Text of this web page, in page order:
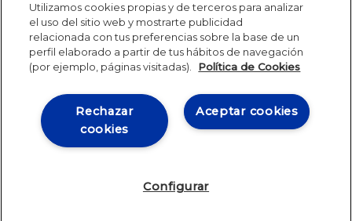
Política de Cookies
Política de seguridad
Student Academic Standards
Canal Compliance
Site Map
IE University 2026
Utilizamos cookies propias y de terceros para analizar
el uso del sitio web y mostrarte publicidad
relacionada con tus preferencias sobre la base de un
perfil elaborado a partir de tus hábitos de navegación
(por ejemplo, páginas visitadas).
Política de Cookies
Aceptar cookies
Rechazar
cookies
Configurar